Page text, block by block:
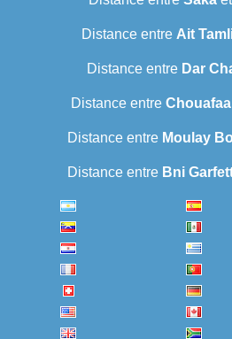
Distance entre Ait
Distance entre Dar
Distance entre Chouafaa
Distance entre Moulay
Distance entre Bni